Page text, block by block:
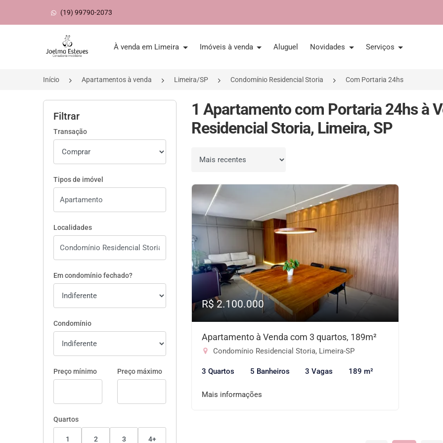
(19) 99790-2073
Página inicial
À venda em Limeira Imóveis à venda Aluguel Novidades Serviços
Início Apartamentos à venda Limeira/SP Condomínio Residencial Storia Com Portaria 24hs
Filtrar
Transação
Tipos de imóvel
Localidades
Em condomínio fechado?
Condomínio
Preço mínimo Preço máximo
Quartos
1 2 3 4+
1 Apartamento com Portaria 24hs à
Residencial Storia, Limeira, SP
Ordenar por
R$ 2.100.000
Apartamento à Venda com 3 quartos, 189m²
Condomínio Residencial Storia, Limeira-SP
3 Quartos 5 Banheiros 3 Vagas 189 m²
Mais informações